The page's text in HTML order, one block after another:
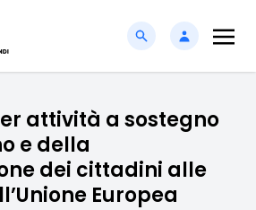
attività a sostegno
e della
dei cittadini alle
Europea